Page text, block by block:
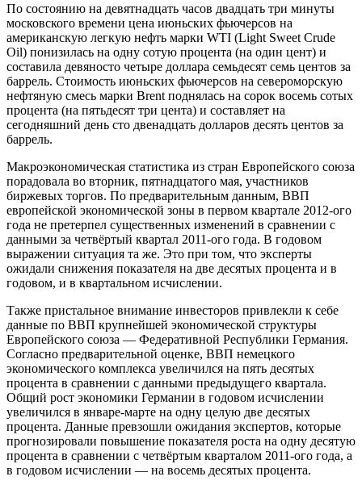
По состоянию на девятнадцать часов двадцать три минуты
московского времени цена июньских фьючерсов на
американскую легкую нефть марки WTI (Light Sweet Crude
Oil) понизилась на одну сотую процента (на один цент) и
составила девяносто четыре доллара семьдесят семь центов за
баррель. Стоимость июньских фьючерсов на североморскую
нефтяную смесь марки Brent поднялась на сорок восемь сотых
процента (на пятьдесят три цента) и составляет на
сегодняшний день сто двенадцать долларов десять центов за
баррель.
Макроэкономическая статистика из стран Европейского союза
порадовала во вторник, пятнадцатого мая, участников
биржевых торгов. По предварительным данным, ВВП
европейской экономической зоны в первом квартале 2012-ого
года не претерпел существенных изменений в сравнении с
данными за четвёртый квартал 2011-ого года. В годовом
выражении ситуация та же. Это при том, что эксперты
ожидали снижения показателя на две десятых процента и в
годовом, и в квартальном исчислении.
Также пристальное внимание инвесторов привлекли к себе
данные по ВВП крупнейшей экономической структуры
Европейского союза — Федеративной Республики Германия.
Согласно предварительной оценке, ВВП немецкого
экономического комплекса увеличился на пять десятых
процента в сравнении с данными предыдущего квартала.
Общий рост экономики Германии в годовом исчислении
увеличился в январе-марте на одну целую две десятых
процента. Данные превзошли ожидания экспертов, которые
прогнозировали повышение показателя роста на одну десятую
процента в сравнении с четвёртым кварталом 2011-ого года, а
в годовом исчислении — на восемь десятых процента.